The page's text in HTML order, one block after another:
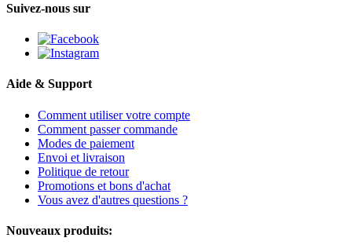
Suivez-nous sur
Aide & Support
Comment utiliser votre compte
Comment passer commande
Modes de paiement
Envoi et livraison
Politique de retour
Promotions et bons d'achat
Vous avez d'autres questions ?
Nouveaux produits: